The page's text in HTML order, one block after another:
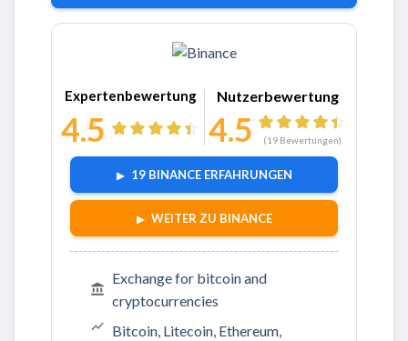
Zu Binance
Expertenbewertung
4.5
Nutzerbewertung
4.5 (19 Bewertungen)
19 BINANCE ERFAHRUNGEN
WEITER ZU BINANCE
Exchange for bitcoin and
cryptocurrencies
Bitcoin, Litecoin, Ethereum,